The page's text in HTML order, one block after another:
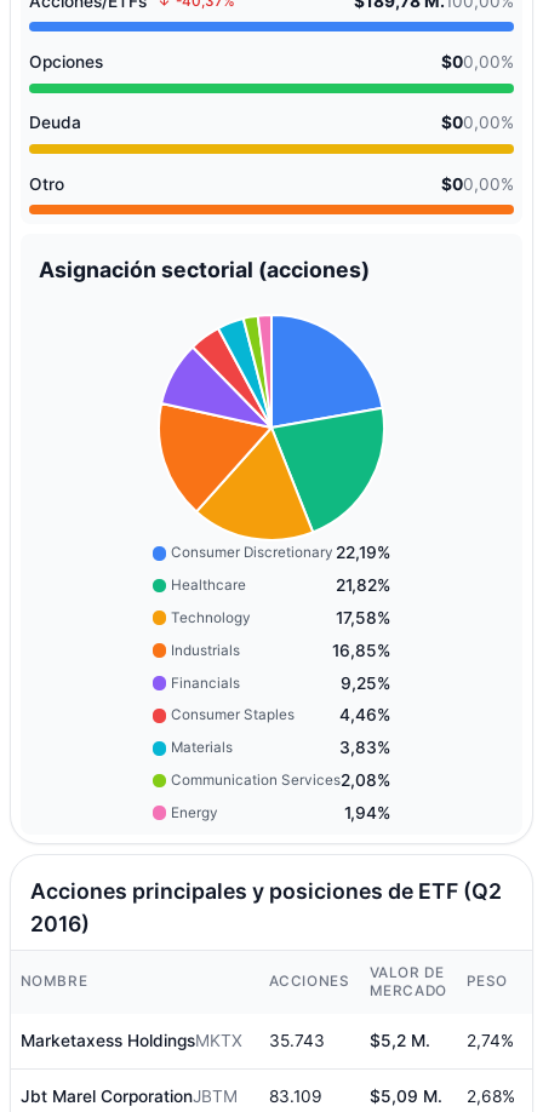
Opciones $00,00%
Deuda $00,00%
Otro $00,00%
Asignación sectorial (acciones)
Consumer Discretionary 22,19%
Healthcare 21,82%
Technology 17,58%
Industrials 16,85%
Financials 9,25%
Consumer Staples 4,46%
Materials 3,83%
Communication Services2,08%
Energy 1,94%
Acciones principales y posiciones de ETF (Q2
2016)
NOMBRE ACCIONES
VALOR DE
MERCADO
PESO
Marketaxess HoldingsMKTX 35.743 $5,2 M. 2,74%
Jbt Marel CorporationJBTM 83.109 $5,09 M. 2,68%